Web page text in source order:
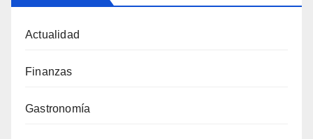
Actualidad
Finanzas
Gastronomía